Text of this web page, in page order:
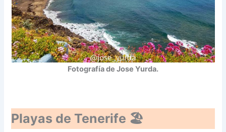
Fotografía de Jose Yurda.
Playas de Tenerife 🏖️